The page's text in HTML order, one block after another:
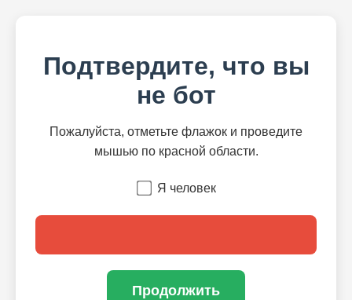
Подтвердите, что вы
не бот
Пожалуйста, отметьте флажок и проведите
мышью по красной области.
Я человек
Продолжить